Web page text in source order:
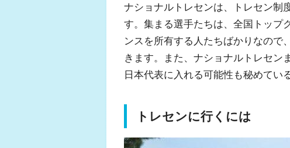
ナショナルトレセンは、トレセン制
す。集まる選手たちは、全国トップ
ンスを所有する人たちばかりなので
きます。また、ナショナルトレセン
日本代表に入れる可能性も秘めてい
トレセンに行くには